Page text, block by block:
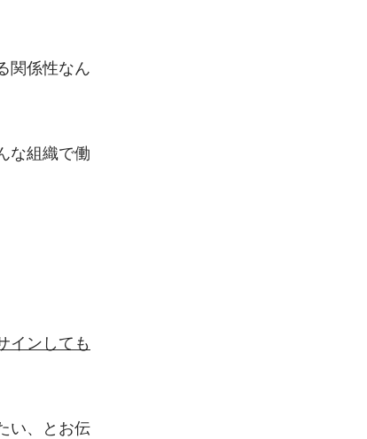
関係性なん
な組織で働
インしても
い、とお伝